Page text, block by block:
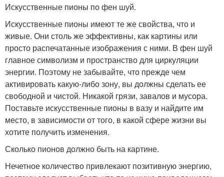
Искусственные пионы по фен шуй.
Искусственные пионы имеют те же свойства, что и
живые. Они столь же эффективны, как картины или
просто распечатанные изображения с ними. В фен шуй
главное символизм и пространство для циркуляции
энергии. Поэтому не забывайте, что прежде чем
активировать какую-либо зону, вы должны сделать ее
свободной и чистой. Никакой грязи, завалов и мусора.
Поставьте искусственные пионы в вазу и найдите им
место, в зависимости от того, в какой сфере жизни вы
хотите получить изменения.
Сколько пионов должно быть на картине.
Нечетное количество привлекают позитивную энергию,